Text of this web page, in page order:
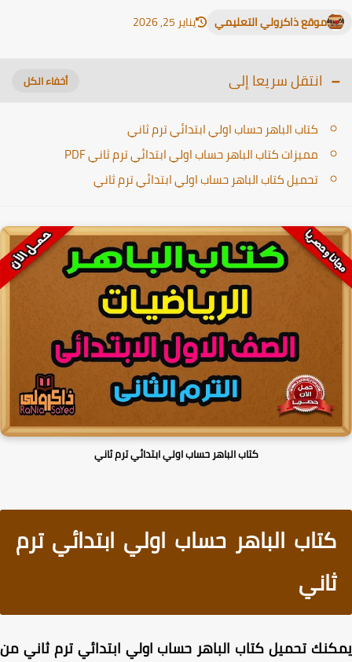
موقع ذاكرولي التعليمي يناير 25, 2026
انتقل سريعا إلى
كتاب الباهر حساب اولي ابتدائي ترم ثاني
مميزات كتاب الباهر حساب اولي ابتدائي ترم ثاني PDF
تحميل كتاب الباهر حساب اولي ابتدائي ترم ثاني
كتاب الباهر حساب اولي ابتدائي ترم ثاني
كتاب الباهر حساب اولي ابتدائي ترم
ثاني
تحميل كتاب الباهر حساب اولي ابتدائي ترم ثاني من